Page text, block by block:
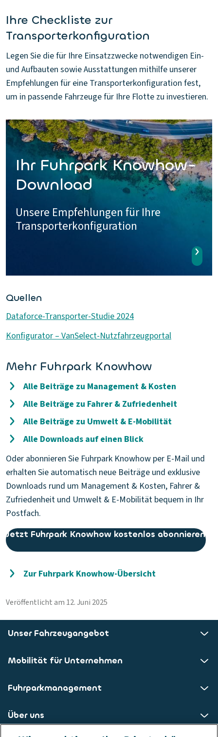
Ihre Checkliste zur
Transporterkonfiguration
Legen Sie die für Ihre Einsatzzwecke notwendigen Ein-
und Aufbauten sowie Ausstattungen mithilfe unserer
Empfehlungen für eine Transporterkonfiguration fest,
um in passende Fahrzeuge für Ihre Flotte zu investieren.
Ihr Fuhrpark Knowhow-
Download
Unsere Empfehlungen für Ihre
Transporterkonfiguration
Quellen
Dataforce-Transporter-Studie 2024
Konfigurator – VanSelect-Nutzfahrzeugportal
Mehr Fuhrpark Knowhow
Alle Beiträge zu Management & Kosten
Alle Beiträge zu Fahrer & Zufriedenheit
Alle Beiträge zu Umwelt & E-Mobilität
Alle Downloads auf einen Blick
Oder abonnieren Sie Fuhrpark Knowhow per E-Mail und
erhalten Sie automatisch neue Beiträge und exklusive
Downloads rund um Management & Kosten, Fahrer &
Zufriedenheit und Umwelt & E-Mobilität bequem in Ihr
Postfach.
Jetzt Fuhrpark Knowhow kostenlos abonnieren
Zur Fuhrpark Knowhow-Übersicht
Veröffentlicht am 12. Juni 2025
Unser Fahrzeugangebot
Mobilität für Unternehmen
Fuhrparkmanagement
Über uns